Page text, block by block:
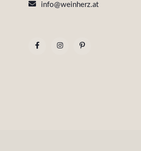
info@weinherz.at